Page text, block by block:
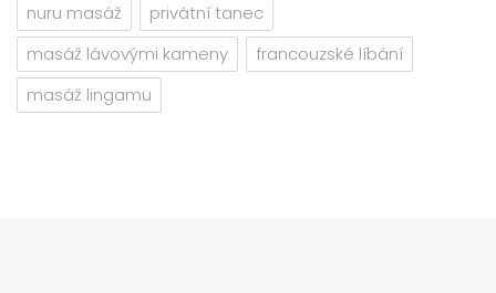
nuru masáž
privátní tanec
masáž lávovými kameny
francouzské líbání
masáž lingamu